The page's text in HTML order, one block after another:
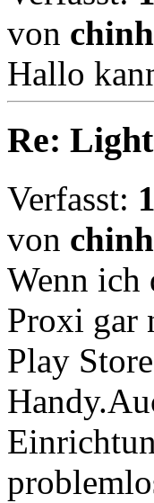
von
Hallo
Re:
Verfasst:
von
Wenn ich
Proxi gar
Play